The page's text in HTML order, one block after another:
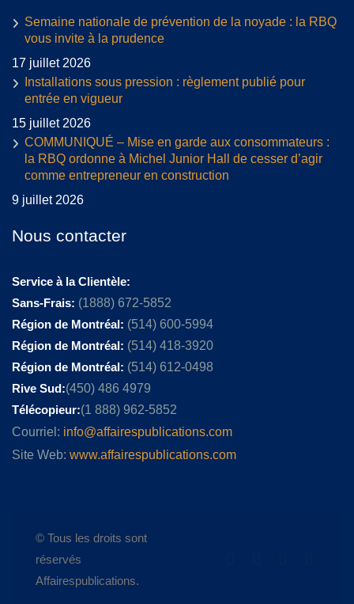
Semaine nationale de prévention de la noyade : la RBQ
vous invite à la prudence
17 juillet 2026
Installations sous pression : règlement publié pour
entrée en vigueur
15 juillet 2026
COMMUNIQUÉ – Mise en garde aux consommateurs :
la RBQ ordonne à Michel Junior Hall de cesser d’agir
comme entrepreneur en construction
9 juillet 2026
Nous contacter
Service à la Clientèle:
Sans-Frais: (1888) 672-5852
Région de Montréal: (514) 600-5994
Région de Montréal: (514) 418-3920
Région de Montréal: (514) 612-0498
Rive Sud:(450) 486 4979
Télécopieur:(1 888) 962-5852
Courriel: info@affairespublications.com
Site Web: www.affairespublications.com
© Tous les droits sont
réservés
Affairespublications.